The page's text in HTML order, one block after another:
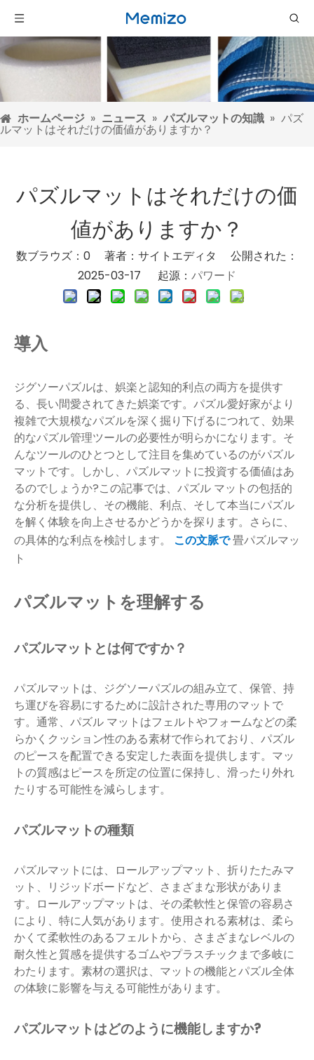
ホームページ » ニュース » パズルマットの知識 » パズ
ルマットはそれだけの価値がありますか？
パズルマットはそれだけの価
値がありますか？
数ブラウズ： 0 著者：サイトエディタ 公開された：
2025-03-17 起源： パワード
導入
ジグソーパズルは、娯楽と認知的利点の両方を提供す
る、長い間愛されてきた娯楽です。パズル愛好家がより
複雑で大規模なパズルを深く掘り下げるにつれて、効果
的なパズル管理ツールの必要性が明らかになります。そ
んなツールのひとつとして注目を集めているのがパズル
マットです。しかし、パズルマットに投資する価値はあ
るのでしょうか?この記事では、パズル マットの包括的
な分析を提供し、その機能、利点、そして本当にパズル
を解く体験を向上させるかどうかを探ります。さらに、
の具体的な利点を検討します。 この文脈で畳パズルマッ
ト
パズルマットを理解する
パズルマットとは何ですか？
パズルマットは、ジグソーパズルの組み立て、保管、持
ち運びを容易にするために設計された専用のマットで
す。通常、パズル マットはフェルトやフォームなどの柔
らかくクッション性のある素材で作られており、パズル
のピースを配置できる安定した表面を提供します。マッ
トの質感はピースを所定の位置に保持し、滑ったり外れ
たりする可能性を減らします。
パズルマットの種類
パズルマットには、ロールアップマット、折りたたみマ
ット、リジッドボードなど、さまざまな形状がありま
す。ロールアップマットは、その柔軟性と保管の容易さ
により、特に人気があります。使用される素材は、柔ら
かくて柔軟性のあるフェルトから、さまざまなレベルの
耐久性と質感を提供するゴムやプラスチックまで多岐に
わたります。素材の選択は、マットの機能とパズル全体
の体験に影響を与える可能性があります。
パズルマットはどのように機能しますか?